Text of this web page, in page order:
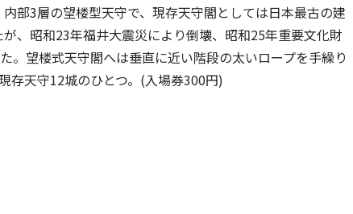
部3層の望楼型天守で、現存天守閣としては日本最古の建
、昭和23年福井大震災により倒壊、昭和25年重要文化財
。望楼式天守閣へは垂直に近い階段の太いロープを手繰り
存天守12城のひとつ。(入場券300円)